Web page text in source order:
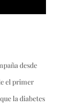
desde
el primer
la diabetes